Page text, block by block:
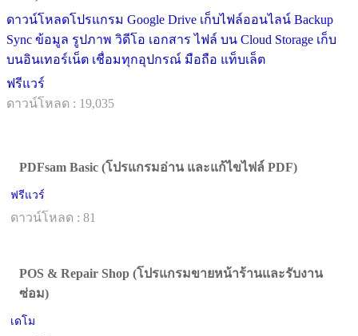
ดาวน์โหลดโปรแกรม Google Drive เก็บไฟล์ออนไลน์ Backup
Sync ข้อมูล รูปภาพ วิดีโอ เอกสาร ไฟล์ บน Cloud Storage เก็บ
บนอินเทอร์เน็ต เชื่อมทุกอุปกรณ์ มือถือ แท็บเล็ต
ฟรีแวร์
ดาวน์โหลด : 19,035
PDFsam Basic (โปรแกรมอ่าน และแก้ไขไฟล์ PDF)
ฟรีแวร์
ดาวน์โหลด : 81
POS & Repair Shop (โปรแกรมขายหน้าร้านและรับงาน
ซ่อม)
เดโม